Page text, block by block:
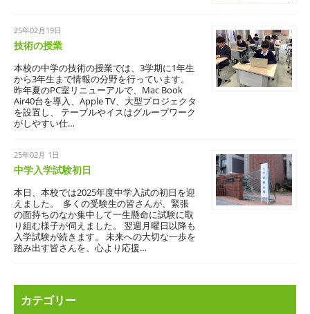
25年02月19日
技術の授業
本校の中学の技術の授業では、3学期に1年生
から3年生まで情報の分野を行っています。
昨年夏のPC室リニューアルで、Mac Book
Air40台を導入、Apple TV、大型プロジェクタ
を設置し、 テーブルやイスはグループワーク
がしやすい仕…
25年02月 1日
中学入学試験初日
本日、本校では2025年度中学入試の初日を迎
えました。 多くの受験生の皆さんが、緊張
の面持ちのなか集中して一生懸命に試験に取
り組む様子が伺えました。 翌週月曜日以降も
入学試験が続きます。 未来への大切な一歩を
踏み出す皆さんを、心より応援…
カテゴリー